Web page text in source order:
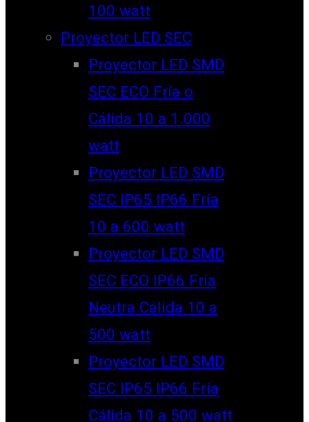
100 watt
Proyector LED SEC
Proyector LED SMD
SEC ECO Fría o
Cálida 10 a 1.000
watt
Proyector LED SMD
SEC IP65 IP66 Fría
10 a 600 watt
Proyector LED SMD
SEC ECO IP66 Fría
Neutra Cálida 10 a
500 watt
Proyector LED SMD
SEC IP65 IP66 Fría
Cálida 10 a 500 watt